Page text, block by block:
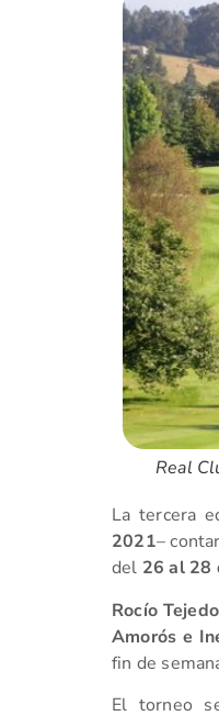
Real
La tercera
2021–
del 26 al 28
Rocío
Amorós e
fin de
El torneo